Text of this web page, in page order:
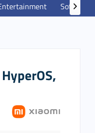
Software
